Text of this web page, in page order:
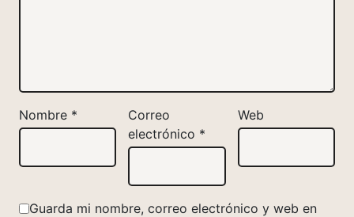
Nombre *
Correo
electrónico *
Web
Guarda mi nombre, correo electrónico y web en